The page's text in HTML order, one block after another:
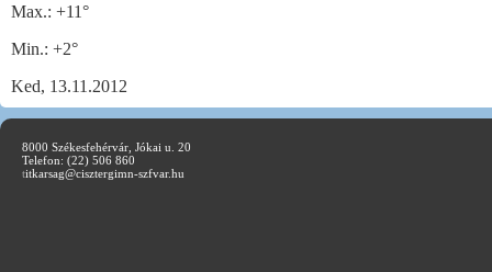
Max.: +11°
Min.: +2°
Ked, 13.11.2012
8000 Székesfehérvár, Jókai u. 20
Telefon: (22) 506 860
titkarsag@cisztergimn-szfvar.hu